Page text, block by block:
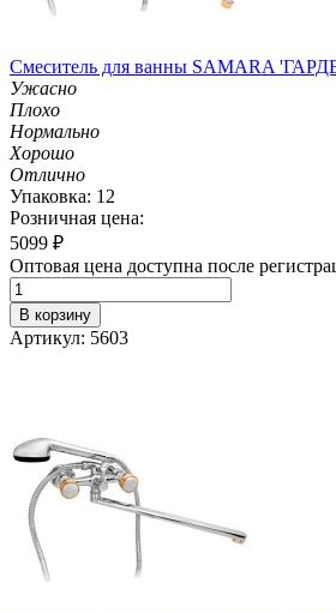
Смеситель для ванны SAMARA
Ужасно
Плохо
Нормально
Хорошо
Отлично
Упаковка: 12
Розничная цена:
5099 ₽
Оптовая цена доступна после
В корзину
Артикул: 5603